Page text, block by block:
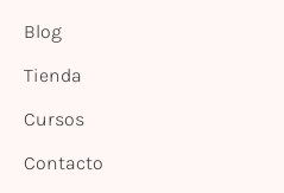
Blog
Tienda
Cursos
Contacto